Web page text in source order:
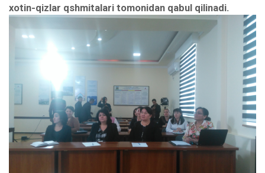
xotin-qizlar qshmitalari tomonidan qabul qilinadi.